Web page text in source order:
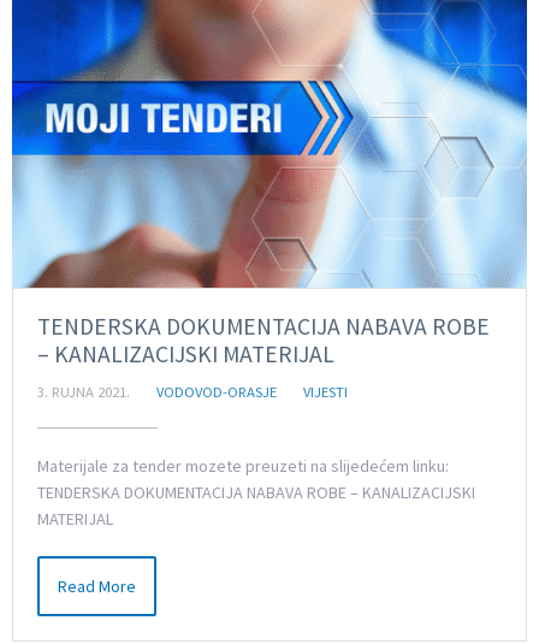
TENDERSKA DOKUMENTACIJA NABAVA ROBE
– KANALIZACIJSKI MATERIJAL
3. RUJNA 2021. VODOVOD-ORASJE VIJESTI
Materijale za tender mozete preuzeti na slijedećem linku:
TENDERSKA DOKUMENTACIJA NABAVA ROBE – KANALIZACIJSKI
MATERIJAL
Read More